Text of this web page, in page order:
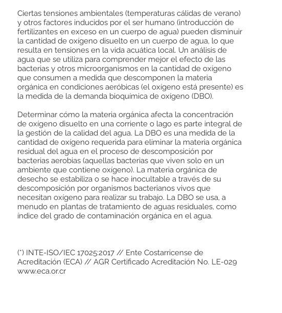
Ciertas tensiones ambientales (temperaturas cálidas de verano)
y otros factores inducidos por el ser humano (introducción de
fertilizantes en exceso en un cuerpo de agua) pueden disminuir
la cantidad de oxígeno disuelto en un cuerpo de agua, lo que
resulta en tensiones en la vida acuática local. Un análisis de
agua que se utiliza para comprender mejor el efecto de las
bacterias y otros microorganismos en la cantidad de oxígeno
que consumen a medida que descomponen la materia
orgánica en condiciones aeróbicas (el oxígeno está presente) es
la medida de la demanda bioquímica de oxígeno (DBO).
Determinar cómo la materia orgánica afecta la concentración
de oxígeno disuelto en una corriente o lago es parte integral de
la gestión de la calidad del agua. La DBO es una medida de la
cantidad de oxígeno requerida para eliminar la materia orgánica
residual del agua en el proceso de descomposición por
bacterias aerobias (aquellas bacterias que viven solo en un
ambiente que contiene oxígeno). La materia orgánica de
desecho se estabiliza o se hace inocultable a través de su
descomposición por organismos bacterianos vivos que
necesitan oxígeno para realizar su trabajo. La DBO se usa, a
menudo en plantas de tratamiento de aguas residuales, como
índice del grado de contaminación orgánica en el agua.
(*) INTE-ISO/IEC 17025:2017 // Ente Costarricense de
Acreditación (ECA) // AGR Certificado Acreditación No. LE-029
www.eca.or.cr